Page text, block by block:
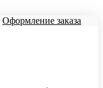
Оформление заказа